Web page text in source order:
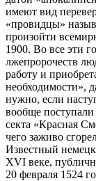
имеют вид
«провидцы»
произойти
1900. Во все эти
лжепророчеств
работу и
необходимости»,
нужно, если
вообще
секта «Красная
чего заживо
Известный
XVI веке,
20 февраля 1524